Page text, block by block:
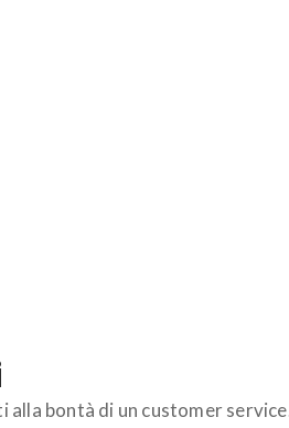
bontà di un customer